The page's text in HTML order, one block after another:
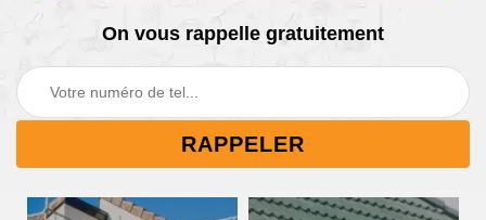
On vous rappelle gratuitement